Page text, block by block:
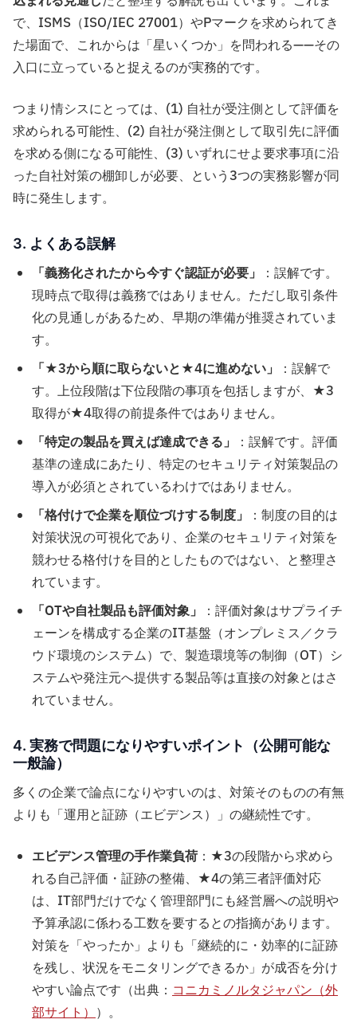
で、ISMS（ISO/IEC 27001）やPマークを求められてき
た場面で、これからは「星いくつか」を問われる——その
入口に立っていると捉えるのが実務的です。
つまり情シスにとっては、(1) 自社が受注側として評価を
求められる可能性、(2) 自社が発注側として取引先に評価
を求める側になる可能性、(3) いずれにせよ要求事項に沿
った自社対策の棚卸しが必要、という3つの実務影響が同
時に発生します。
3. よくある誤解
「義務化されたから今すぐ認証が必要」
：誤解です。
現時点で取得は義務ではありません。ただし取引条件
化の見通しがあるため、早期の準備が推奨されていま
す。
「★3から順に取らないと★4に進めない」
：誤解で
す。上位段階は下位段階の事項を包括しますが、★3
取得が★4取得の前提条件ではありません。
「特定の製品を買えば達成できる」
：誤解です。評価
基準の達成にあたり、特定のセキュリティ対策製品の
導入が必須とされているわけではありません。
「格付けで企業を順位づけする制度」
：制度の目的は
対策状況の可視化であり、企業のセキュリティ対策を
競わせる格付けを目的としたものではない、と整理さ
れています。
「OTや自社製品も評価対象」
：評価対象はサプライチ
ェーンを構成する企業のIT基盤（オンプレミス／クラ
ウド環境のシステム）で、製造環境等の制御（OT）シ
ステムや発注元へ提供する製品等は直接の対象とはさ
れていません。
4. 実務で問題になりやすいポイント（公開可能な
一般論）
多くの企業で論点になりやすいのは、対策そのものの有無
よりも「運用と証跡（エビデンス）」の継続性です。
エビデンス管理の手作業負荷 ：★3の段階から求めら
れる自己評価・証跡の整備、★4の第三者評価対応
は、IT部門だけでなく管理部門にも経営層への説明や
予算承認に係わる工数を要するとの指摘があります。
対策を「やったか」よりも「継続的に・効率的に証跡
を残し、状況をモニタリングできるか」が成否を分け
やすい論点です（出典： コニカミノルタジャパン（外
部サイト））。